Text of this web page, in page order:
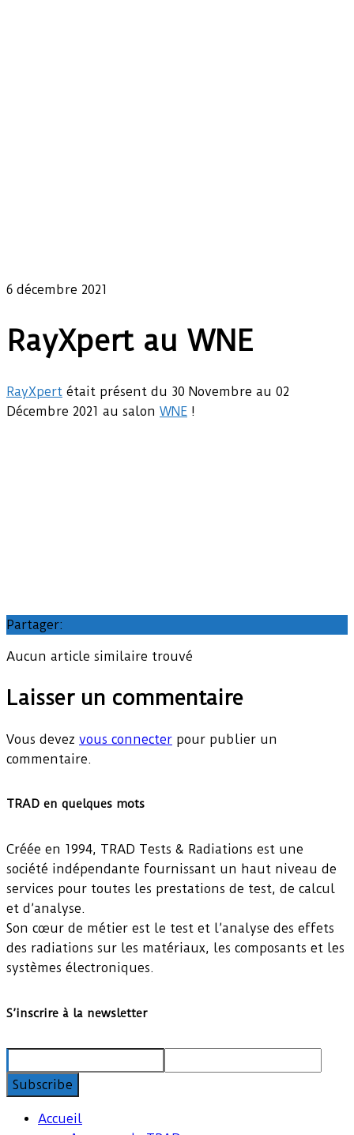
6 décembre 2021
RayXpert au WNE
RayXpert était présent du 30 Novembre au 02
Décembre 2021 au salon WNE !
Partager:
Aucun article similaire trouvé
Laisser un commentaire
Vous devez vous connecter pour publier un
commentaire.
TRAD en quelques mots
Créée en 1994, TRAD Tests & Radiations est une
société indépendante fournissant un haut niveau de
services pour toutes les prestations de test, de calcul
et d’analyse.
Son cœur de métier est le test et l’analyse des effets
des radiations sur les matériaux, les composants et les
systèmes électroniques.
S’inscrire à la newsletter
Accueil